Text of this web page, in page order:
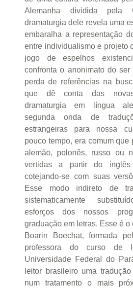
Alemanha dividida pela
dramaturgia dele revela uma
embaralha a representação
entre individualismo e projeto
jogo de espelhos
confronta o anonimato do
perda de referências na
que dê conta das
dramaturgia em língua
segunda onda de
estrangeiras para nossa
pouco tempo, era comum que
alemão, polonês, russo ou
vertidas a partir do
cotejando-se com suas
Esse modo indireto de
sistematicamente
esforços dos nossos
graduação em letras. Esse é o
Boarin Boechat, formada
professora do curso de
Universidade Federal do
leitor brasileiro uma
num tratamento o mais